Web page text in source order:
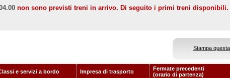
non sono previsti treni in arrivo. Di seguito i primi treni disponibili.
Stampa
e servizi a bordo Impresa di trasporto
Fermate precedenti
(orario di partenza)